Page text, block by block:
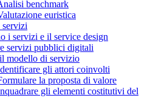
benchmark
euristica
servizi
i servizi e il service design
servizi pubblici digitali
modello di servizio
gli attori coinvolti
la proposta di valore
gli elementi costitutivi del